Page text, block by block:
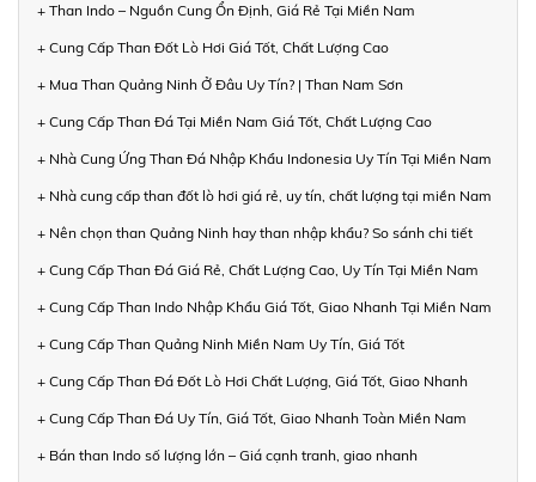
+ Than Indo – Nguồn Cung Ổn Định, Giá Rẻ Tại Miền Nam
+ Cung Cấp Than Đốt Lò Hơi Giá Tốt, Chất Lượng Cao
+ Mua Than Quảng Ninh Ở Đâu Uy Tín? | Than Nam Sơn
+ Cung Cấp Than Đá Tại Miền Nam Giá Tốt, Chất Lượng Cao
+ Nhà Cung Ứng Than Đá Nhập Khẩu Indonesia Uy Tín Tại Miền Nam
+ Nhà cung cấp than đốt lò hơi giá rẻ, uy tín, chất lượng tại miền Nam
+ Nên chọn than Quảng Ninh hay than nhập khẩu? So sánh chi tiết
+ Cung Cấp Than Đá Giá Rẻ, Chất Lượng Cao, Uy Tín Tại Miền Nam
+ Cung Cấp Than Indo Nhập Khẩu Giá Tốt, Giao Nhanh Tại Miền Nam
+ Cung Cấp Than Quảng Ninh Miền Nam Uy Tín, Giá Tốt
+ Cung Cấp Than Đá Đốt Lò Hơi Chất Lượng, Giá Tốt, Giao Nhanh
+ Cung Cấp Than Đá Uy Tín, Giá Tốt, Giao Nhanh Toàn Miền Nam
+ Bán than Indo số lượng lớn – Giá cạnh tranh, giao nhanh